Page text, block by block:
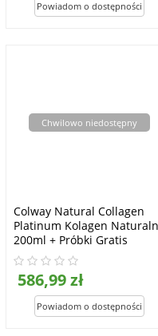
Chwilowo niedostępny
Colway Natural Collagen
Platinum Kolagen
200ml + Próbki Gratis
586,99 zł